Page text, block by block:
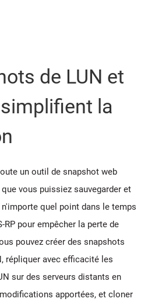
de LUN et
la
un outil de snapshot web
vous puissiez sauvegarder et
quel point dans le temps
RP pour empêcher la perte de
pouvez créer des snapshots
répliquer avec efficacité les
sur des serveurs distants en
apportées, et cloner